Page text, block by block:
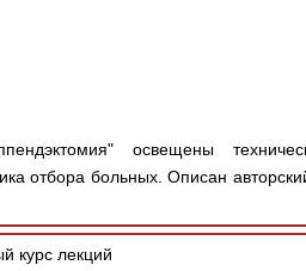
освещены
отбора больных. Описан
курс лекций